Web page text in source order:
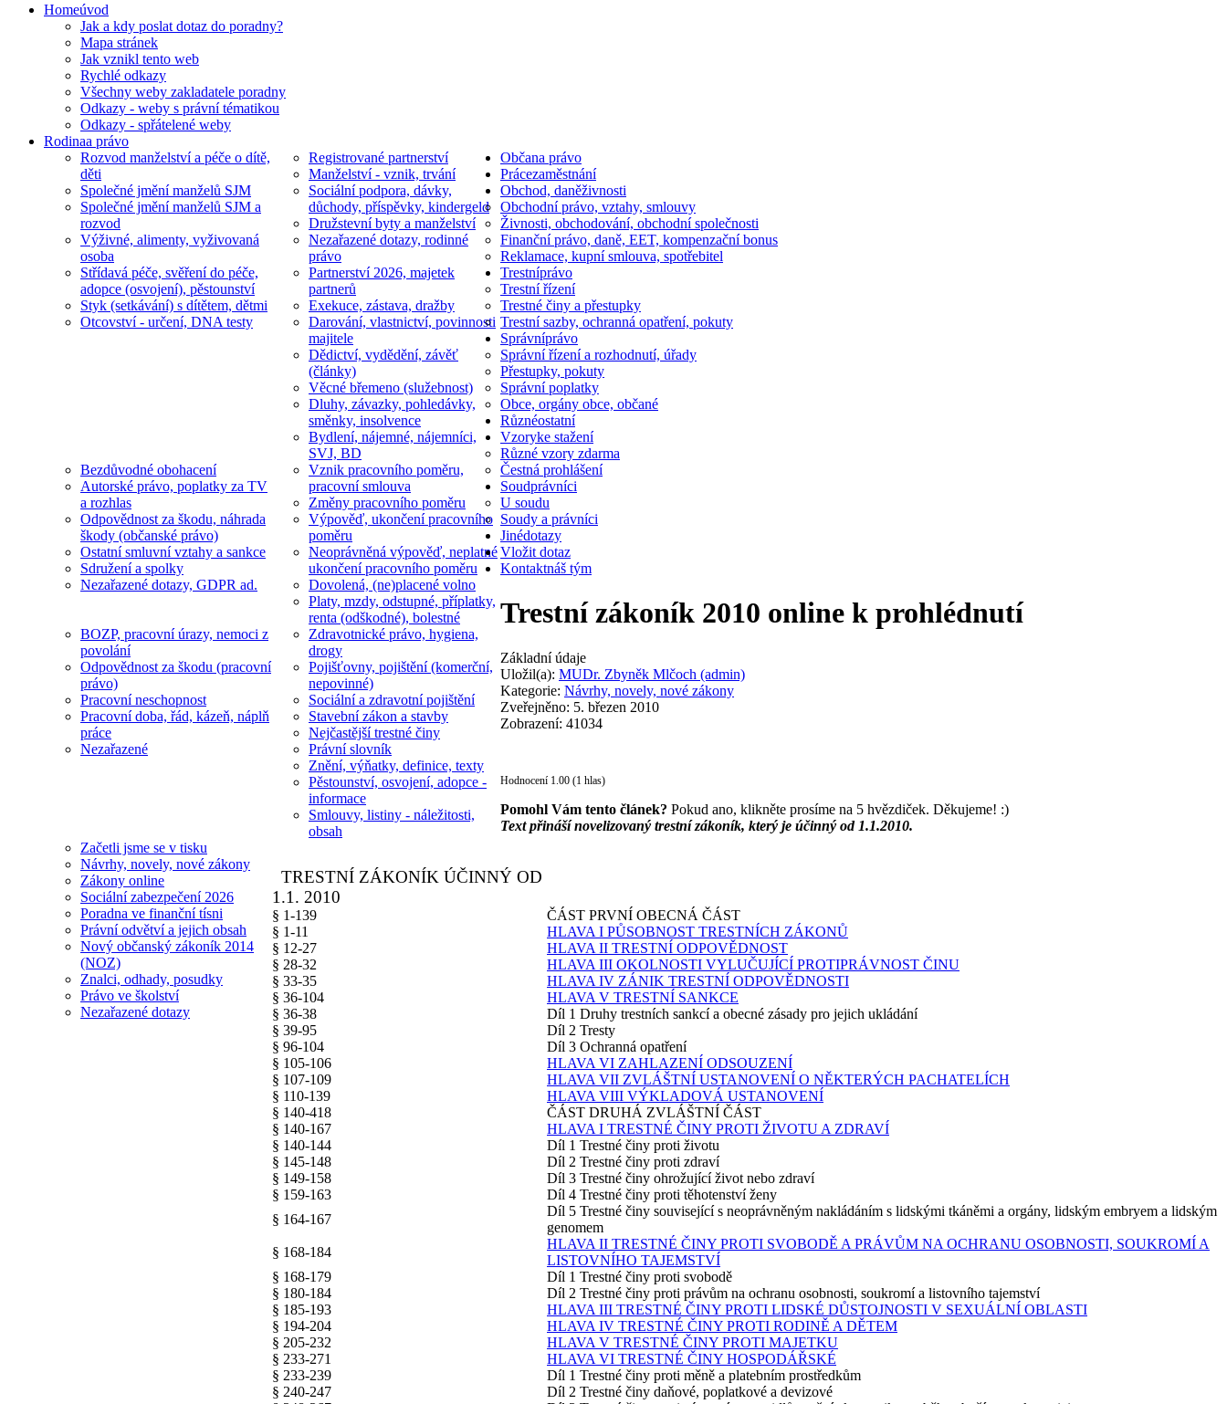
Homeúvod
Jak a kdy poslat dotaz do poradny?
Mapa stránek
Jak vznikl tento web
Rychlé odkazy
Všechny weby zakladatele poradny
Odkazy - weby s právní tématikou
Odkazy - spřátelené weby
Rodinaa právo
Rozvod manželství a péče o dítě,
děti
Společné jmění manželů SJM
Společné jmění manželů SJM a
rozvod
Výživné, alimenty, vyživovaná
osoba
Střídavá péče, svěření do péče,
adopce (osvojení), pěstounství
Styk (setkávání) s dítětem, dětmi
Otcovství - určení, DNA testy
Registrované partnerství
Manželství - vznik, trvání
Sociální podpora, dávky,
důchody, příspěvky, kindergeld
Družstevní byty a manželství
Nezařazené dotazy, rodinné
právo
Partnerství 2026, majetek
partnerů
Občana právo
Exekuce, zástava, dražby
Darování, vlastnictví, povinnosti
majitele
Dědictví, vydědění, závěť
(články)
Věcné břemeno (služebnost)
Dluhy, závazky, pohledávky,
směnky, insolvence
Bydlení, nájemné, nájemníci,
SVJ, BD
Bezdůvodné obohacení
Autorské právo, poplatky za TV
a rozhlas
Odpovědnost za škodu, náhrada
škody (občanské právo)
Ostatní smluvní vztahy a sankce
Sdružení a spolky
Nezařazené dotazy, GDPR ad.
Prácezaměstnání
Vznik pracovního poměru,
pracovní smlouva
Změny pracovního poměru
Výpověď, ukončení pracovního
poměru
Neoprávněná výpověď, neplatné
ukončení pracovního poměru
Dovolená, (ne)placené volno
Platy, mzdy, odstupné, příplatky,
renta (odškodné), bolestné
BOZP, pracovní úrazy, nemoci z
povolání
Odpovědnost za škodu (pracovní
právo)
Pracovní neschopnost
Pracovní doba, řád, kázeň, náplň
práce
Nezařazené
Obchod, daněživnosti
Obchodní právo, vztahy, smlouvy
Živnosti, obchodování, obchodní společnosti
Finanční právo, daně, EET, kompenzační bonus
Reklamace, kupní smlouva, spotřebitel
Trestníprávo
Trestní řízení
Trestné činy a přestupky
Trestní sazby, ochranná opatření, pokuty
Správníprávo
Správní řízení a rozhodnutí, úřady
Přestupky, pokuty
Správní poplatky
Obce, orgány obce, občané
Různéostatní
Zdravotnické právo, hygiena,
drogy
Pojišťovny, pojištění (komerční,
nepovinné)
Sociální a zdravotní pojištění
Stavební zákon a stavby
Nejčastější trestné činy
Právní slovník
Znění, výňatky, definice, texty
Pěstounství, osvojení, adopce -
informace
Smlouvy, listiny - náležitosti,
obsah
Začetli jsme se v tisku
Návrhy, novely, nové zákony
Zákony online
Sociální zabezpečení 2026
Poradna ve finanční tísni
Právní odvětví a jejich obsah
Nový občanský zákoník 2014
(NOZ)
Znalci, odhady, posudky
Právo ve školství
Nezařazené dotazy
Vzoryke stažení
Různé vzory zdarma
Čestná prohlášení
Soudprávníci
U soudu
Soudy a právníci
Jinédotazy
Vložit dotaz
Kontaktnáš tým
Trestní zákoník 2010 online k prohlédnutí
Základní údaje
Uložil(a): MUDr. Zbyněk Mlčoch (admin)
Kategorie: Návrhy, novely, nové zákony
Zveřejněno: 5. březen 2010
Zobrazení: 41034
Hodnocení 1.00 (1 hlas)
Pomohl Vám tento článek? Pokud ano, klikněte prosíme na 5 hvězdiček. Děkujeme! :)
Text přináší novelizovaný trestní zákoník, který je účinný od 1.1.2010.
TRESTNÍ ZÁKONÍK ÚČINNÝ OD
1.1. 2010
§ 1-139
ČÁST PRVNÍ OBECNÁ ČÁST
§ 1-11
HLAVA I PŮSOBNOST TRESTNÍCH ZÁKONŮ
§ 12-27
HLAVA II TRESTNÍ ODPOVĚDNOST
§ 28-32
HLAVA III OKOLNOSTI VYLUČUJÍCÍ PROTIPRÁVNOST ČINU
§ 33-35
HLAVA IV ZÁNIK TRESTNÍ ODPOVĚDNOSTI
§ 36-104
HLAVA V TRESTNÍ SANKCE
§ 36-38
Díl 1 Druhy trestních sankcí a obecné zásady pro jejich ukládání
§ 39-95
Díl 2 Tresty
§ 96-104
Díl 3 Ochranná opatření
§ 105-106
HLAVA VI ZAHLAZENÍ ODSOUZENÍ
§ 107-109
HLAVA VII ZVLÁŠTNÍ USTANOVENÍ O NĚKTERÝCH PACHATELÍCH
§ 110-139
HLAVA VIII VÝKLADOVÁ USTANOVENÍ
§ 140-418
ČÁST DRUHÁ ZVLÁŠTNÍ ČÁST
§ 140-167
HLAVA I TRESTNÉ ČINY PROTI ŽIVOTU A ZDRAVÍ
§ 140-144
Díl 1 Trestné činy proti životu
§ 145-148
Díl 2 Trestné činy proti zdraví
§ 149-158
Díl 3 Trestné činy ohrožující život nebo zdraví
§ 159-163
Díl 4 Trestné činy proti těhotenství ženy
§ 164-167
Díl 5 Trestné činy související s neoprávněným nakládáním s lidskými tkáněmi a orgány, lidským embryem a lidským
genomem
§ 168-184
HLAVA II TRESTNÉ ČINY PROTI SVOBODĚ A PRÁVŮM NA OCHRANU OSOBNOSTI, SOUKROMÍ A
LISTOVNÍHO TAJEMSTVÍ
§ 168-179
Díl 1 Trestné činy proti svobodě
§ 180-184
Díl 2 Trestné činy proti právům na ochranu osobnosti, soukromí a listovního tajemství
§ 185-193
HLAVA III TRESTNÉ ČINY PROTI LIDSKÉ DŮSTOJNOSTI V SEXUÁLNÍ OBLASTI
§ 194-204
HLAVA IV TRESTNÉ ČINY PROTI RODINĚ A DĚTEM
§ 205-232
HLAVA V TRESTNÉ ČINY PROTI MAJETKU
§ 233-271
HLAVA VI TRESTNÉ ČINY HOSPODÁŘSKÉ
§ 233-239
Díl 1 Trestné činy proti měně a platebním prostředkům
§ 240-247
Díl 2 Trestné činy daňové, poplatkové a devizové